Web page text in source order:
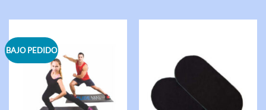
BAJO PEDIDO